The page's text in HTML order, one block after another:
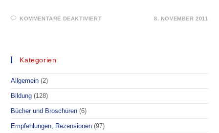
KOMMENTARE DEAKTIVIERTFÜR
8. NOVEMBER 2011
Kategorien
Allgemein (2)
Bildung (128)
Bücher und Broschüren (6)
Empfehlungen, Rezensionen (97)